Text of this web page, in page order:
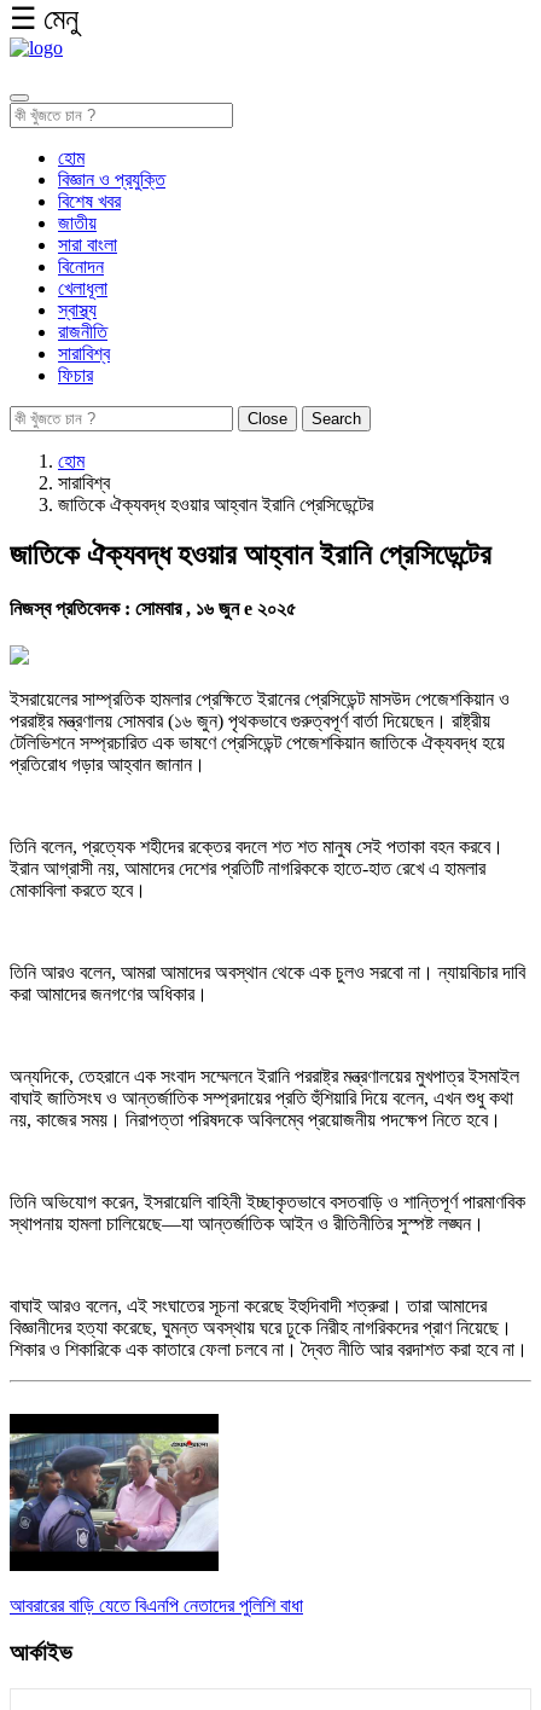
☰ মেনু
হোম
বিজ্ঞান ও প্রযুক্তি
বিশেষ খবর
জাতীয়
সারা বাংলা
বিনোদন
খেলাধূলা
স্বাস্থ্য
রাজনীতি
সারাবিশ্ব
ফিচার
Close Search
হোম
সারাবিশ্ব
জাতিকে ঐক্যবদ্ধ হওয়ার আহ্বান ইরানি প্রেসিডেন্টের
জাতিকে ঐক্যবদ্ধ হওয়ার আহ্বান ইরানি প্রেসিডেন্টের
নিজস্ব প্রতিবেদক : সোমবার , ১৬ জুন e ২০২৫
ইসরায়েলের সাম্প্রতিক হামলার প্রেক্ষিতে ইরানের প্রেসিডেন্ট মাসউদ পেজেশকিয়ান ও
পররাষ্ট্র মন্ত্রণালয় সোমবার (১৬ জুন) পৃথকভাবে গুরুত্বপূর্ণ বার্তা দিয়েছেন। রাষ্ট্রীয়
টেলিভিশনে সম্প্রচারিত এক ভাষণে প্রেসিডেন্ট পেজেশকিয়ান জাতিকে ঐক্যবদ্ধ হয়ে
প্রতিরোধ গড়ার আহ্বান জানান।
তিনি বলেন, প্রত্যেক শহীদের রক্তের বদলে শত শত মানুষ সেই পতাকা বহন করবে।
ইরান আগ্রাসী নয়, আমাদের দেশের প্রতিটি নাগরিককে হাতে-হাত রেখে এ হামলার
মোকাবিলা করতে হবে।
তিনি আরও বলেন, আমরা আমাদের অবস্থান থেকে এক চুলও সরবো না। ন্যায়বিচার দাবি
করা আমাদের জনগণের অধিকার।
অন্যদিকে, তেহরানে এক সংবাদ সম্মেলনে ইরানি পররাষ্ট্র মন্ত্রণালয়ের মুখপাত্র ইসমাইল
বাঘাই জাতিসংঘ ও আন্তর্জাতিক সম্প্রদায়ের প্রতি হুঁশিয়ারি দিয়ে বলেন, এখন শুধু কথা
নয়, কাজের সময়। নিরাপত্তা পরিষদকে অবিলম্বে প্রয়োজনীয় পদক্ষেপ নিতে হবে।
তিনি অভিযোগ করেন, ইসরায়েলি বাহিনী ইচ্ছাকৃতভাবে বসতবাড়ি ও শান্তিপূর্ণ পারমাণবিক
স্থাপনায় হামলা চালিয়েছে—যা আন্তর্জাতিক আইন ও রীতিনীতির সুস্পষ্ট লঙ্ঘন।
বাঘাই আরও বলেন, এই সংঘাতের সূচনা করেছে ইহুদিবাদী শত্রুরা। তারা আমাদের
বিজ্ঞানীদের হত্যা করেছে, ঘুমন্ত অবস্থায় ঘরে ঢুকে নিরীহ নাগরিকদের প্রাণ নিয়েছে।
শিকার ও শিকারিকে এক কাতারে ফেলা চলবে না। দ্বৈত নীতি আর বরদাশত করা হবে না।
আবরারের বাড়ি যেতে বিএনপি নেতাদের পুলিশি বাধা
আর্কাইভ